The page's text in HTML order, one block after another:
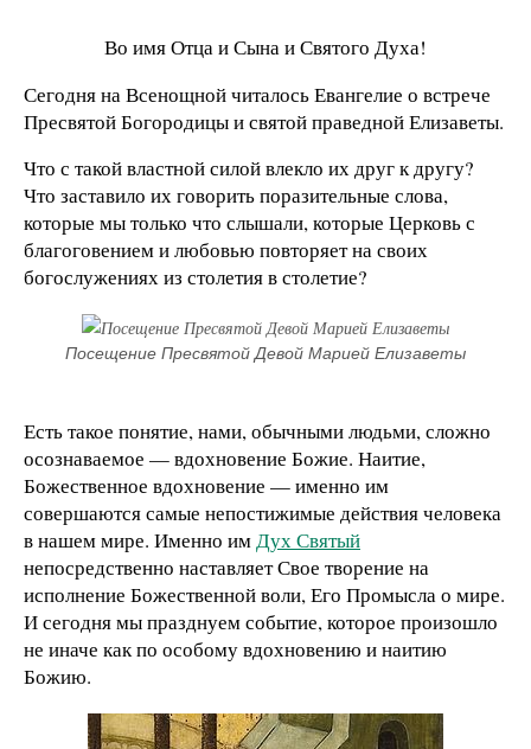
Во имя Отца и Сына и Святого Духа!
Сегодня на Всенощной читалось Евангелие о встрече
Пресвятой Богородицы и святой праведной Елизаветы.
Что с такой властной силой влекло их друг к другу?
Что заставило их говорить поразительные слова,
которые мы только что слышали, которые Церковь с
благоговением и любовью повторяет на своих
богослужениях из столетия в столетие?
Посещение Пресвятой Девой Марией Елизаветы
Есть такое понятие, нами, обычными людьми, сложно
осознаваемое — вдохновение Божие. Наитие,
Божественное вдохновение — именно им
совершаются самые непостижимые действия человека
в нашем мире. Именно имДух Святый
непосредственно наставляет Свое творение на
исполнение Божественной воли, Его Промысла о мире.
И сегодня мы празднуем событие, которое произошло
не иначе как по особому вдохновению и наитию
Божию.